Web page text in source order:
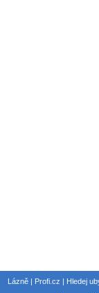
Lázně | Profi.cz | Hledej